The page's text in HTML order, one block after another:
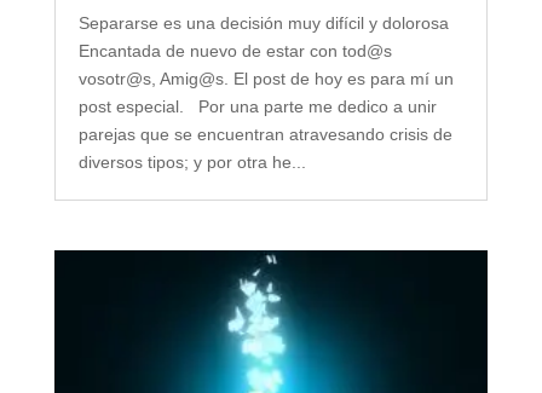
Separarse es una decisión muy difícil y dolorosa
Encantada de nuevo de estar con tod@s
vosotr@s, Amig@s. El post de hoy es para mí un
post especial. Por una parte me dedico a unir
parejas que se encuentran atravesando crisis de
diversos tipos; y por otra he...